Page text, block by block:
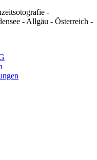
-
- Allgäu - Österreich -